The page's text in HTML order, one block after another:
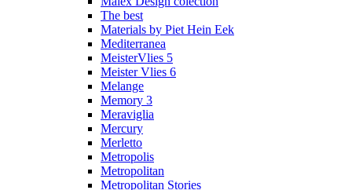
The best
Materials by Piet Hein Eek
Mediterranea
MeisterVlies 5
Meister Vlies 6
Melange
Memory 3
Meraviglia
Mercury
Merletto
Metropolis
Metropolitan
Metropolitan Stories